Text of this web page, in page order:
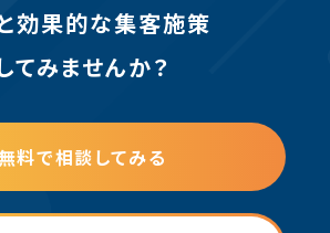
効果的な集客施策
てみませんか？
料で相談してみる